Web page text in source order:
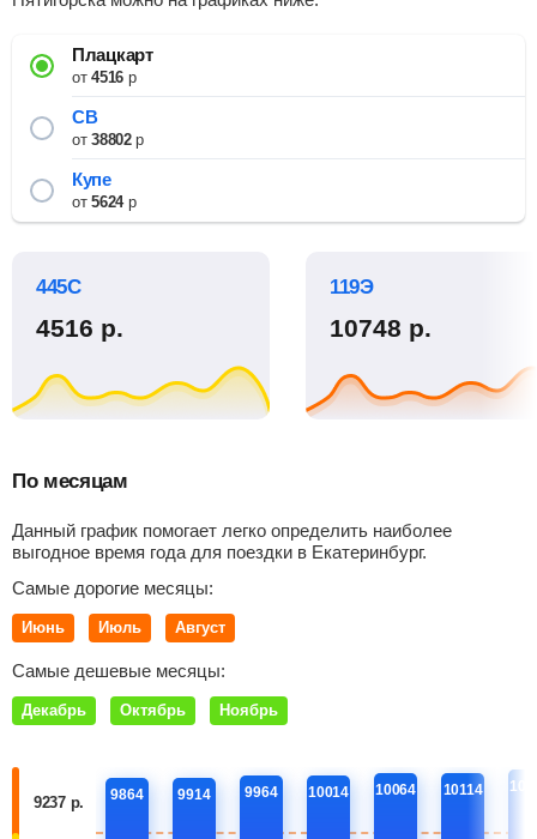
Плацкарт
от4516р
СВ
от38802р
Купе
от5624р
445С
4516 р.
119Э
10748 р.
По месяцам
Данный график помогает легко определить наиболее
выгодное время года для поездки в Екатеринбург.
Самые дорогие месяцы:
Июнь Июль Август
Самые дешевые месяцы:
Декабрь Октябрь Ноябрь
9237 р. 9864 9914 9964 10014 10064 10114